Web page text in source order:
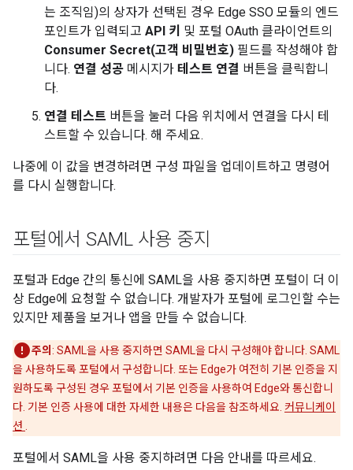
는 조직임)의 상자가 선택된 경우 Edge SSO 모듈의 엔드
포인트가 입력되고 API 키 및 포털 OAuth 클라이언트의
Consumer Secret(고객 비밀번호) 필드를 작성해야 합
니다. 연결 성공 메시지가 테스트 연결 버튼을 클릭합니
다.
연결 테스트 버튼을 눌러 다음 위치에서 연결을 다시 테
스트할 수 있습니다. 해 주세요.
나중에 이 값을 변경하려면 구성 파일을 업데이트하고 명령어
를 다시 실행합니다.
포털에서 SAML 사용 중지
포털과 Edge 간의 통신에 SAML을 사용 중지하면 포털이 더 이
상 Edge에 요청할 수 없습니다. 개발자가 포털에 로그인할 수는
있지만 제품을 보거나 앱을 만들 수 없습니다.
주의 : SAML을 사용 중지하면 SAML을 다시 구성해야 합니다. SAML
을 사용하도록 포털에서 구성합니다. 또는 Edge가 여전히 기본 인증을 지
원하도록 구성된 경우 포털에서 기본 인증을 사용하여 Edge와 통신합니
다. 기본 인증 사용에 대한 자세한 내용은 다음을 참조하세요. 커뮤니케이
션 .
포털에서 SAML을 사용 중지하려면 다음 안내를 따르세요.